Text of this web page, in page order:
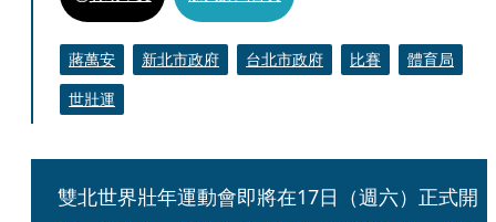
蔣萬安 新北市政府 台北市政府 比賽
體育局
世壯運
雙北世界壯年運動會即將在17日（週六）正式開